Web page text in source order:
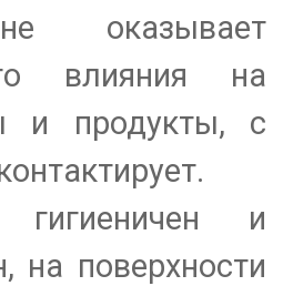
оказывает
влияния на
и продукты, с
гигиеничен и
на поверхности